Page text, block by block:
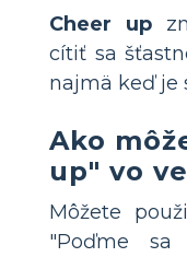
Cheer up
cítiť sa
najmä keď je
Ako
up" vo
Môžete
"Poďme sa